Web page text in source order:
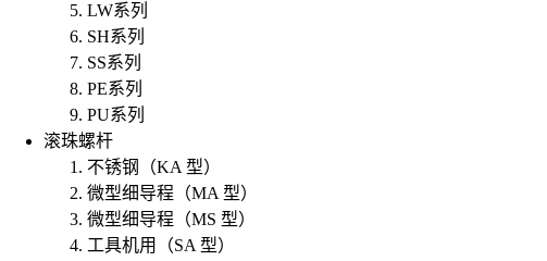
LW系列
SH系列
SS系列
PE系列
PU系列
滚珠螺杆
不锈钢（KA 型）
微型细导程（MA 型）
微型细导程（MS 型）
工具机用（SA 型）